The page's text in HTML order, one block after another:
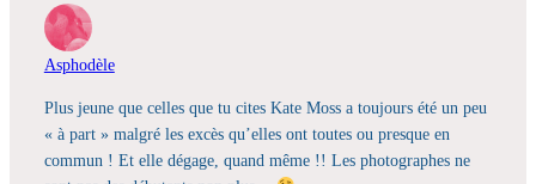
Asphodèle
Plus jeune que celles que tu cites Kate Moss a toujours été un peu
« à part » malgré les excès qu’elles ont toutes ou presque en
commun ! Et elle dégage, quand même !! Les photographes ne